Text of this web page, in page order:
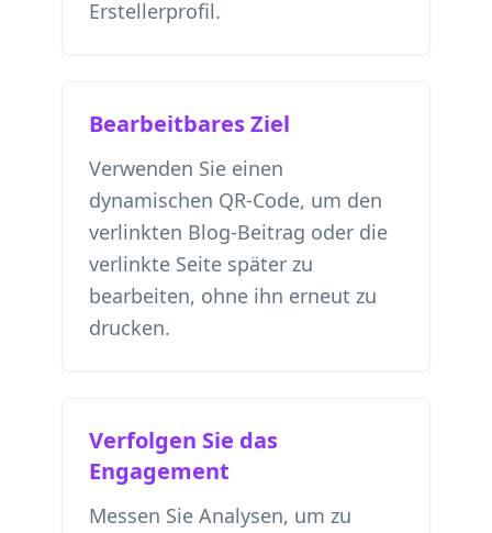
Erstellerprofil.
Bearbeitbares Ziel
Verwenden Sie einen
dynamischen QR-Code, um den
verlinkten Blog-Beitrag oder die
verlinkte Seite später zu
bearbeiten, ohne ihn erneut zu
drucken.
Verfolgen Sie das
Engagement
Messen Sie Analysen, um zu